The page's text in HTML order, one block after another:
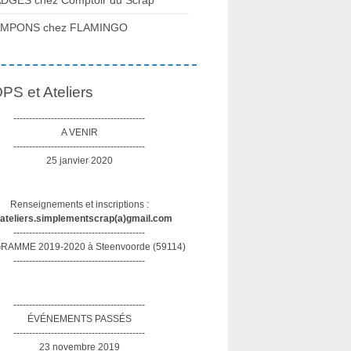
chez FLAMINGO
et Ateliers
------------------------------------------
A VENIR
------------------------------------------
25 janvier 2020
Renseignements et inscriptions :
------------------------------------------
2019-2020 à Steenvoorde (59114)
------------------------------------------
------------------------------------------
ÉVÉNEMENTS PASSÉS
------------------------------------------
23 novembre 2019